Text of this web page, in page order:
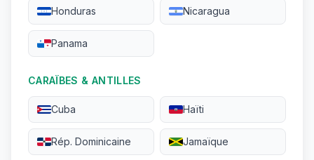
Honduras Nicaragua
Panama
CARAÏBES & ANTILLES
Cuba Haïti
Rép. Dominicaine Jamaïque